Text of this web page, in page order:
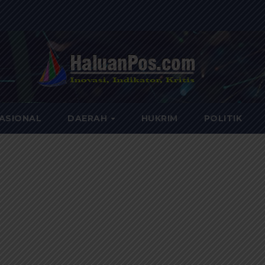
DAERAH HUKRIM POLITIK